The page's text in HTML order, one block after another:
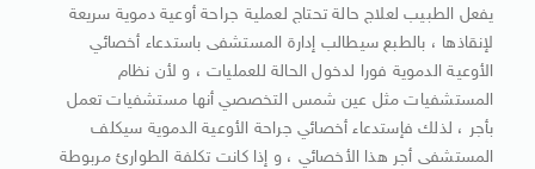
يفعل الطبيب لعلاج حالة تحتاج لعملية جراحة أوعية دموية سريعة
لإنقاذها ، بالطبع سيطالب إدارة المستشفى باستدعاء أخصائي
الأوعية الدموية فورا لدخول الحالة للعمليات ، و لأن نظام
المستشفيات مثل عين شمس التخصصي أنها مستشفيات تعمل
بأجر ، لذلك فإستدعاء أخصائي جراحة الأوعية الدموية سيكلف
المستشفى أجر هذا الأخصائي ، و إذا كانت تكلفة الطوارئ مربوطة